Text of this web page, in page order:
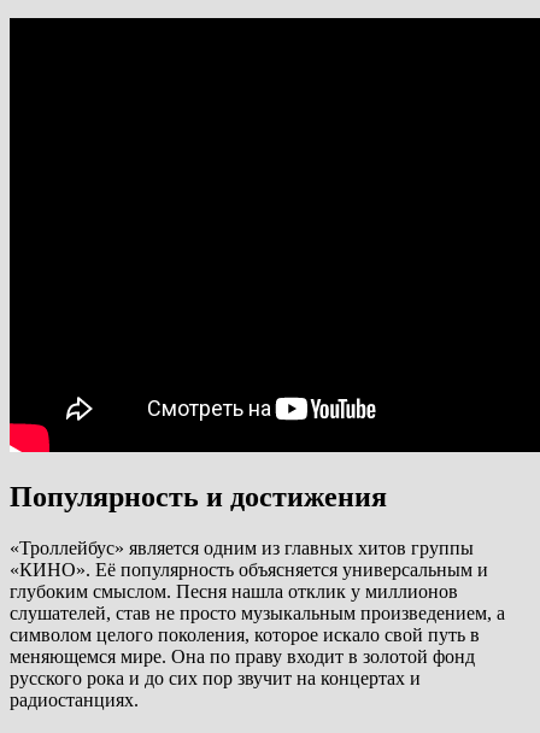
Популярность и достижения
«Троллейбус» является одним из главных хитов группы
«КИНО». Её популярность объясняется универсальным и
глубоким смыслом. Песня нашла отклик у миллионов
слушателей, став не просто музыкальным произведением, а
символом целого поколения, которое искало свой путь в
меняющемся мире. Она по праву входит в золотой фонд
русского рока и до сих пор звучит на концертах и
радиостанциях.